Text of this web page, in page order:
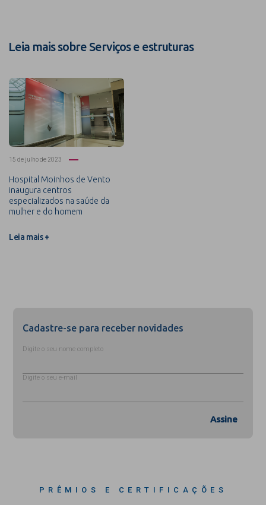
Leia mais sobre Serviços e estruturas
15 de julho de 2023
Hospital Moinhos de Vento
inaugura centros
especializados na saúde da
mulher e do homem
Leia mais +
Cadastre-se para receber novidades
Digite o seu nome completo
Digite o seu e-mail
Assine
PRÊMIOS E CERTIFICAÇÕES